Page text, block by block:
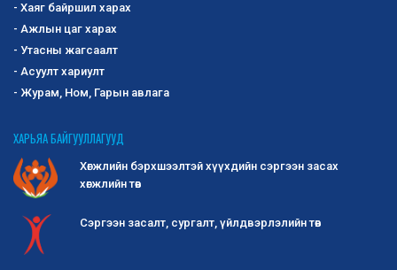
- Хаяг байршил харах
- Ажлын цаг харах
- Утасны жагсаалт
- Асуулт хариулт
- Журам, Ном, Гарын авлага
ХАРЬЯА БАЙГУУЛЛАГУУД
Хөгжлийн бэрхшээлтэй хүүхдийн сэргээн засах
хөгжлийн төв
Сэргээн засалт, сургалт, үйлдвэрлэлийн төв